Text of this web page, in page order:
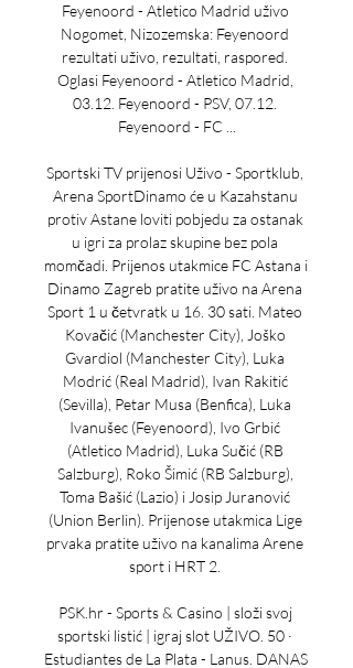
Feyenoord - Atletico Madrid uživo
Nogomet, Nizozemska: Feyenoord
rezultati uživo, rezultati, raspored.
Oglasi Feyenoord - Atletico Madrid,
03.12. Feyenoord - PSV, 07.12.
Feyenoord - FC ...
Sportski TV prijenosi Uživo - Sportklub,
Arena SportDinamo će u Kazahstanu
protiv Astane loviti pobjedu za ostanak
u igri za prolaz skupine bez pola
momčadi. Prijenos utakmice FC Astana i
Dinamo Zagreb pratite uživo na Arena
Sport 1 u četvratk u 16. 30 sati. Mateo
Kovačić (Manchester City), Joško
Gvardiol (Manchester City), Luka
Modrić (Real Madrid), Ivan Rakitić
(Sevilla), Petar Musa (Benfica), Luka
Ivanušec (Feyenoord), Ivo Grbić
(Atletico Madrid), Luka Sučić (RB
Salzburg), Roko Šimić (RB Salzburg),
Toma Bašić (Lazio) i Josip Juranović
(Union Berlin). Prijenose utakmica Lige
prvaka pratite uživo na kanalima Arene
sport i HRT 2.
PSK.hr - Sports & Casino | složi svoj
sportski listić | igraj slot UŽIVO. 50 ·
Estudiantes de La Plata - Lanus. DANAS